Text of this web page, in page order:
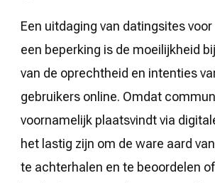
Een uitdaging van datingsites
een beperking is de moeilijkheid
van de oprechtheid en intenties
gebruikers online. Omdat
voornamelijk plaatsvindt via
het lastig zijn om de ware aard
te achterhalen en te beoordelen